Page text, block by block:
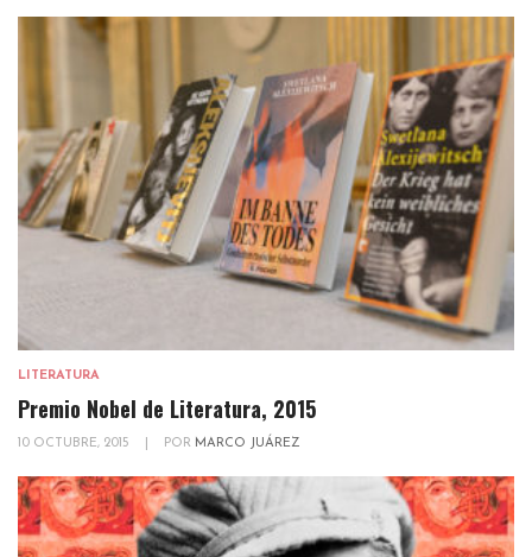
LITERATURA
Premio Nobel de Literatura, 2015
10 OCTUBRE, 2015 POR MARCO JUÁREZ